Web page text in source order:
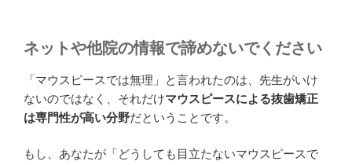
ネットや他院の情報で諦めないでください
「マウスピースでは無理」と言われたのは、先生がいけ
ないのではなく、それだけマウスピースによる抜歯矯正
は専門性が高い分野だということです。
もし、あなたが「どうしても目立たないマウスピースで